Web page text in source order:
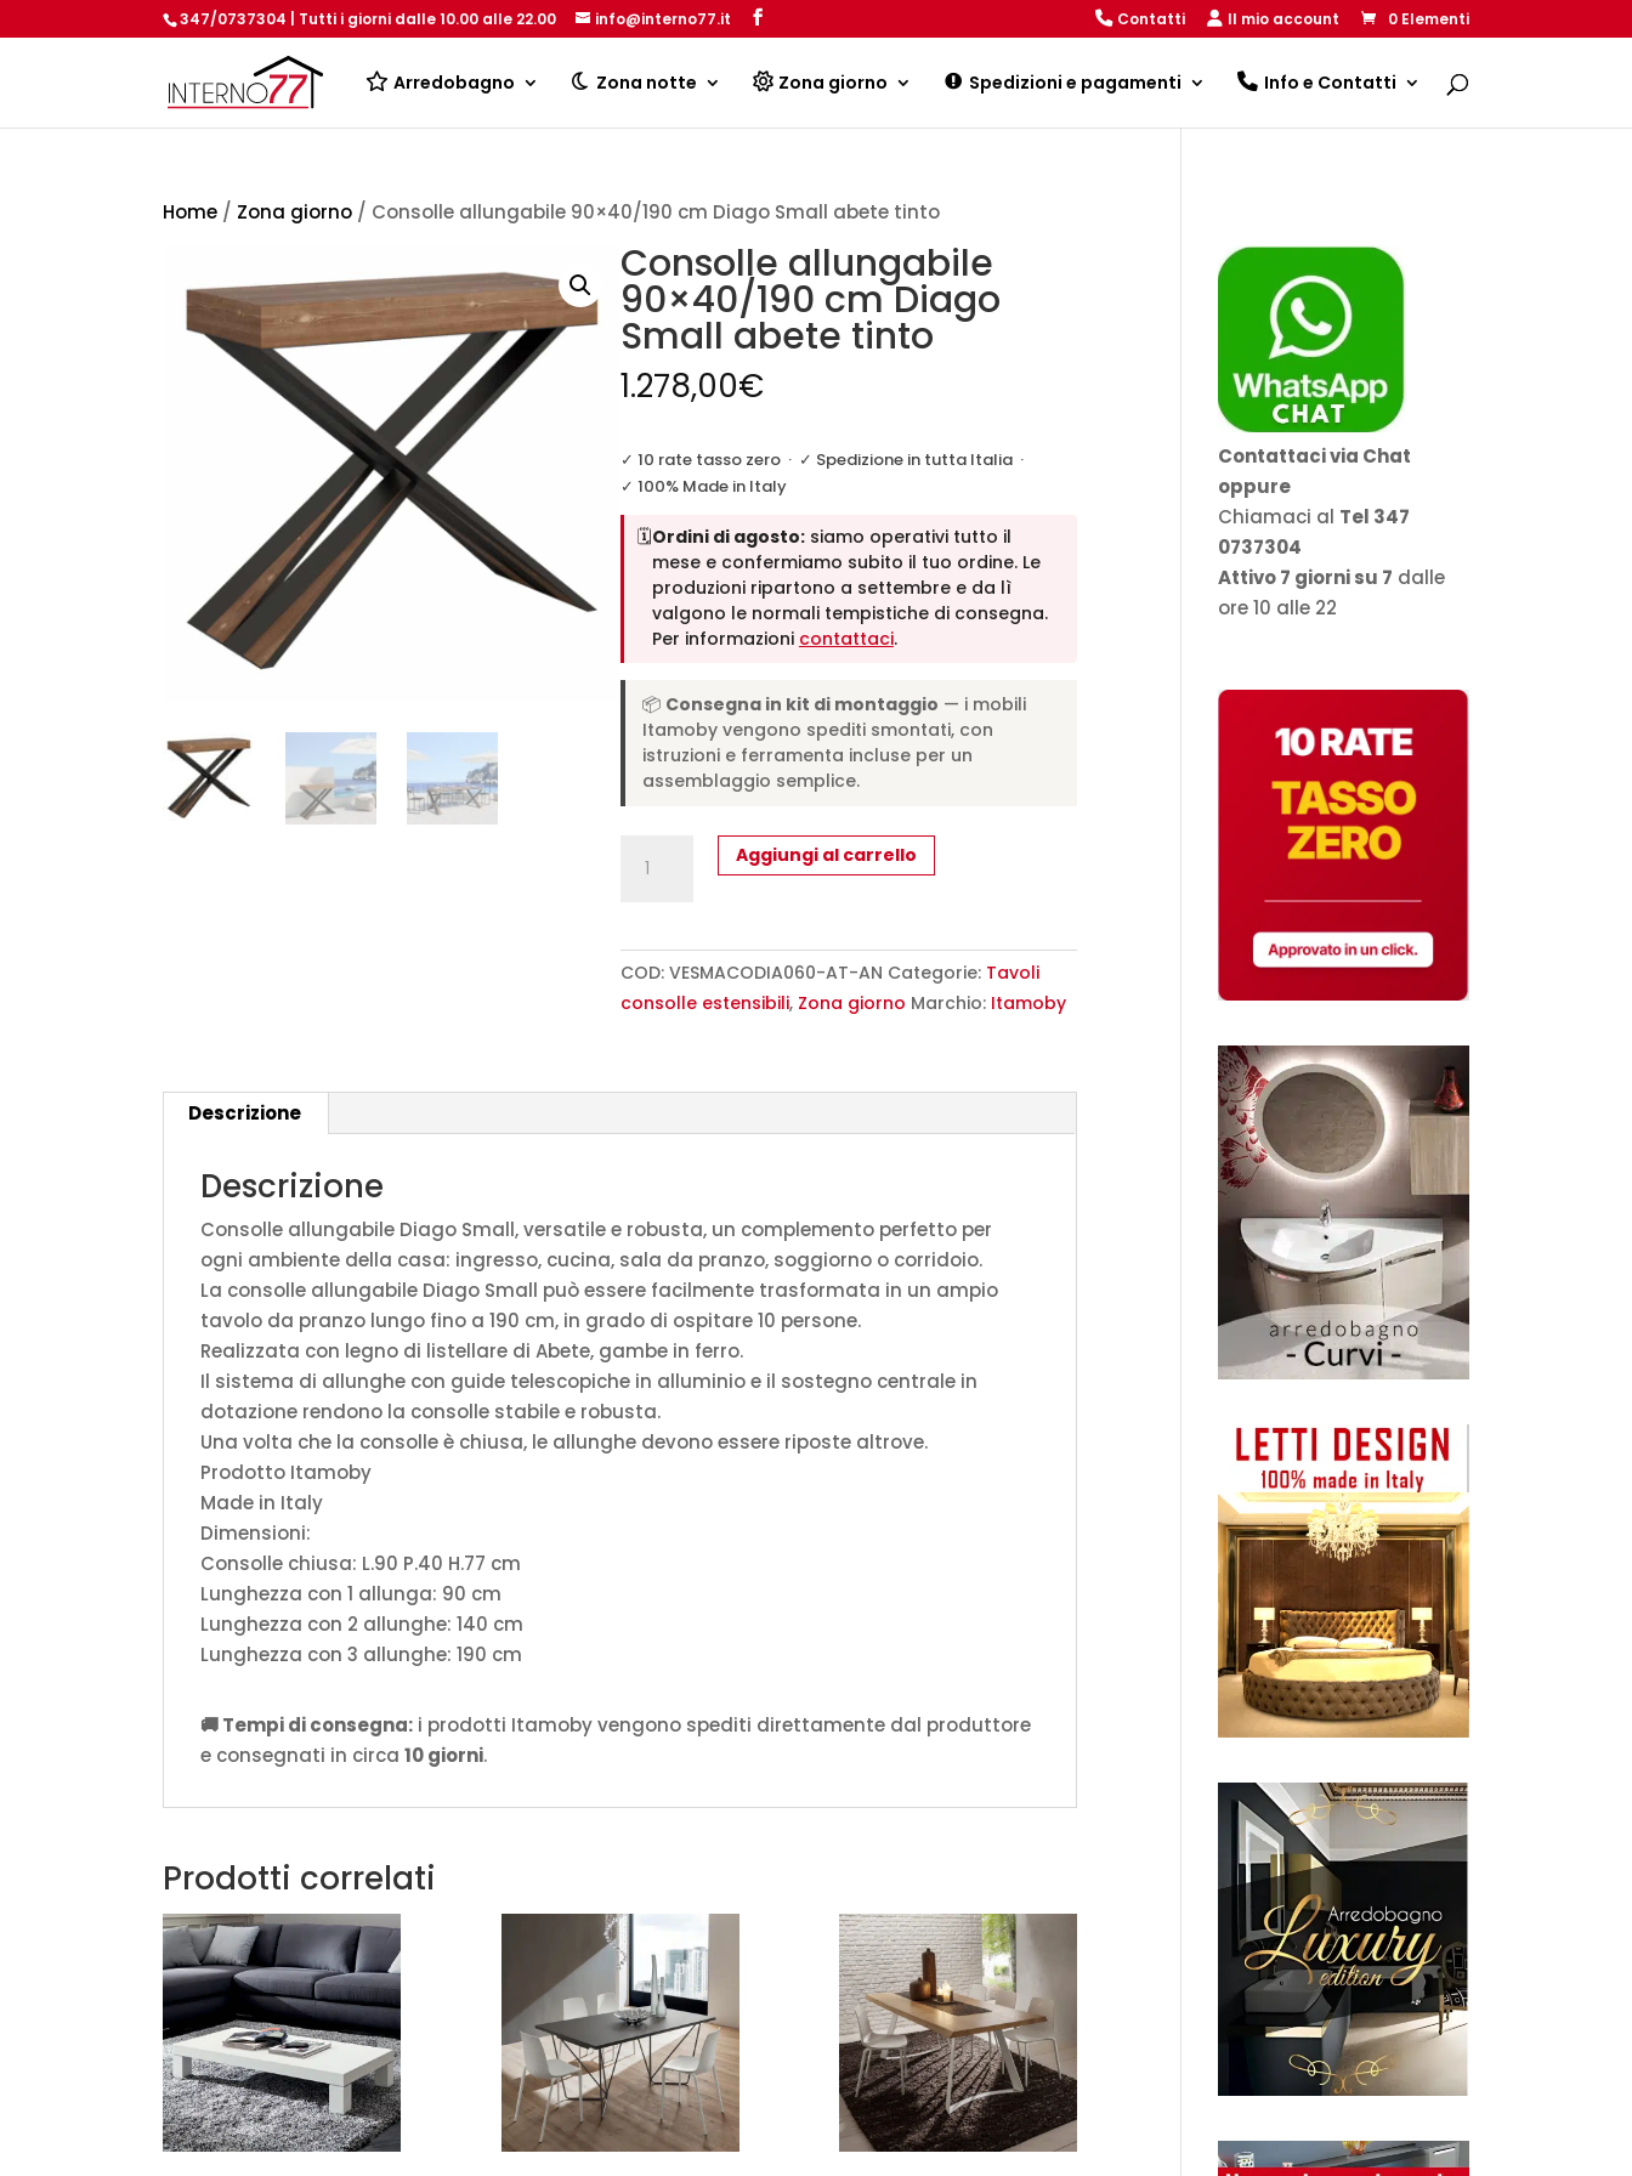
347/0737304 | Tutti i giorni dalle 10.00 alle 22.00 info@interno77.it Contatti Il mio account 0 Elementi
Arredobagno Zona notte Zona giorno Spedizioni e pagamenti Info e Contatti
Products
Home / Zona giorno / Consolle allungabile 90×40/190 cm Diago Small abete tinto
Consolle allungabile
90×40/190 cm Diago
Small abete tinto
1.278,00€
✓ 10 rate tasso zero· ✓ Spedizione in tutta Italia·
✓ 100% Made in Italy
🗓️Ordini di agosto:siamo operativi tutto il
mese e confermiamo subito il tuo ordine. Le
produzioni ripartono a settembre e da lì
valgono le normali tempistiche di consegna.
Per informazioni contattaci.
📦 Consegna in kit di montaggio — i mobili
Itamoby vengono spediti smontati, con
istruzioni e ferramenta incluse per un
assemblaggio semplice.
allungabile
Diago
Small
quantità
Aggiungi al carrello
COD: VESMACODIA060-AT-AN Categorie: Tavoli
consolle estensibili, Zona giorno Marchio: Itamoby
Descrizione
Descrizione
Consolle allungabile Diago Small, versatile e robusta, un complemento perfetto per
ogni ambiente della casa: ingresso, cucina, sala da pranzo, soggiorno o corridoio.
La consolle allungabile Diago Small può essere facilmente trasformata in un ampio
tavolo da pranzo lungo fino a 190 cm, in grado di ospitare 10 persone.
Realizzata con legno di listellare di Abete, gambe in ferro.
Il sistema di allunghe con guide telescopiche in alluminio e il sostegno centrale in
dotazione rendono la consolle stabile e robusta.
Una volta che la consolle è chiusa, le allunghe devono essere riposte altrove.
Prodotto Itamoby
Made in Italy
Dimensioni:
Consolle chiusa: L.90 P.40 H.77 cm
Lunghezza con 1 allunga: 90 cm
Lunghezza con 2 allunghe: 140 cm
Lunghezza con 3 allunghe: 190 cm
🚚 Tempi di consegna: i prodotti Itamoby vengono spediti direttamente dal produttore
e consegnati in circa10 giorni.
Prodotti correlati
Contattaci via Chat
oppure
Chiamaci al Tel 347
0737304
Attivo 7 giorni su 7 dalle
ore 10 alle 22